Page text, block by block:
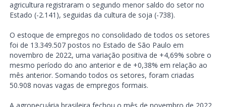
agricultura registraram o segundo menor saldo do setor no
Estado (-2.141), seguidas da cultura de soja (-738).
O estoque de empregos no consolidado de todos os setores
foi de 13.349.507 postos no Estado de São Paulo em
novembro de 2022, uma variação positiva de +4,69% sobre o
mesmo período do ano anterior e de +0,38% em relação ao
mês anterior. Somando todos os setores, foram criadas
50.908 novas vagas de empregos formais.